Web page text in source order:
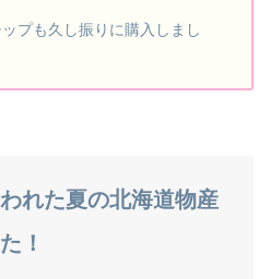
プも久し振りに購入しまし
れた夏の北海道物産
！